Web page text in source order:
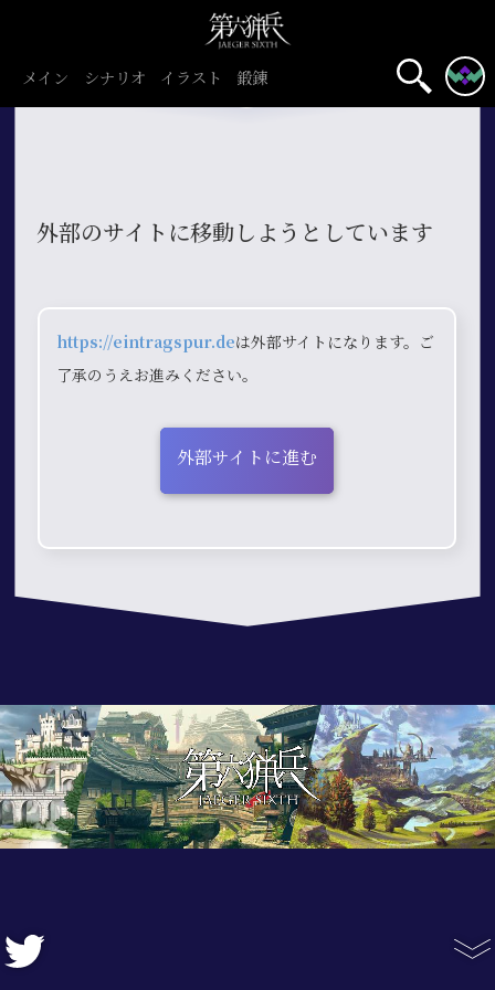
メイン シナリオ イラスト 鍛錬
外部のサイトに移動しようとしています
https://eintragspur.deは外部サイトになります。ご
了承のうえお進みください。
外部サイトに進む